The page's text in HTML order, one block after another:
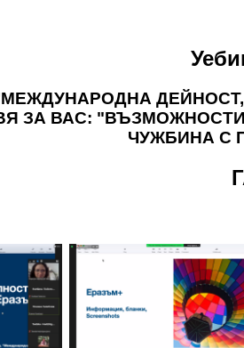
ЗА ВАС:
ЧУЖБИНА С